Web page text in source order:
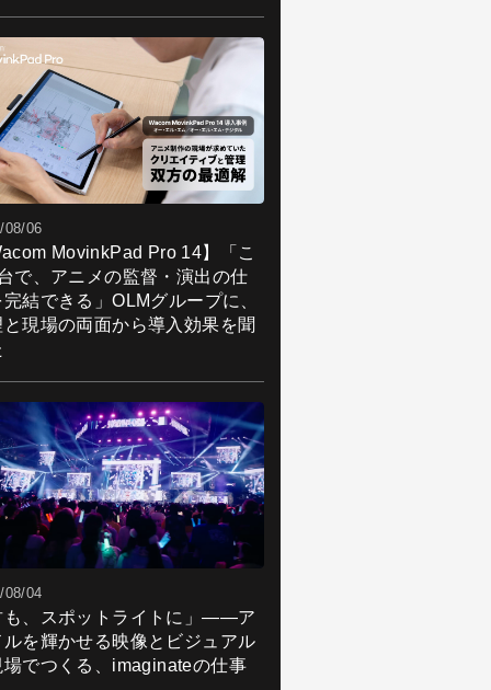
08/06
MovinkPad Pro 14】「こ
で、アニメの監督・演出の仕
結できる」OLMグループに、
と現場の両面から導入効果を聞
08/04
も、スポットライトに」――ア
ルを輝かせる映像とビジュアル
場でつくる、imaginateの仕事